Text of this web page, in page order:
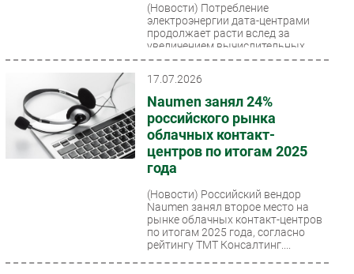
(Новости) Потребление
электроэнергии дата-центрами
продолжает расти вслед за
увеличением вычислительных
мощностей. По данным АО
17.07.2026
Naumen занял 24%
российского рынка
облачных контакт-
центров по итогам 2025
года
(Новости) Российский вендор
Naumen занял второе место на
рынке облачных контакт-центров
по итогам 2025 года, согласно
рейтингу ТМТ Консалтинг....